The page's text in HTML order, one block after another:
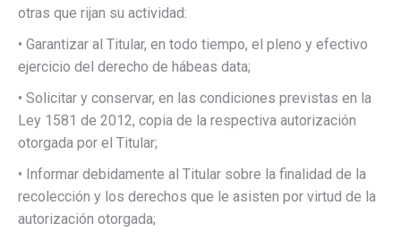
otras que rijan su actividad:
• Garantizar al Titular, en todo tiempo, el pleno y efectivo
ejercicio del derecho de hábeas data;
• Solicitar y conservar, en las condiciones previstas en la
Ley 1581 de 2012, copia de la respectiva autorización
otorgada por el Titular;
• Informar debidamente al Titular sobre la finalidad de la
recolección y los derechos que le asisten por virtud de la
autorización otorgada;